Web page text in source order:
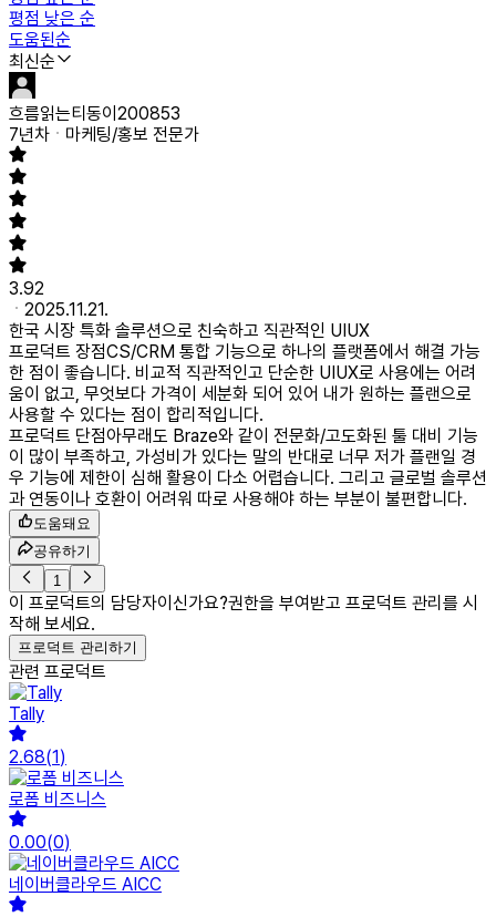
평점 낮은 순
도움된순
최신순
흐름읽는티동이200853
7년차
마케팅/홍보 전문가
3.92
2025.11.21.
한국 시장 특화 솔루션으로 친숙하고 직관적인 UIUX
프로덕트 장점CS/CRM 통합 기능으로 하나의 플랫폼에서 해결 가능
한 점이 좋습니다. 비교적 직관적인고 단순한 UIUX로 사용에는 어려
움이 없고, 무엇보다 가격이 세분화 되어 있어 내가 원하는 플랜으로
사용할 수 있다는 점이 합리적입니다.
프로덕트 단점아무래도 Braze와 같이 전문화/고도화된 툴 대비 기능
이 많이 부족하고, 가성비가 있다는 말의 반대로 너무 저가 플랜일 경
우 기능에 제한이 심해 활용이 다소 어렵습니다. 그리고 글로벌 솔루션
과 연동이나 호환이 어려워 따로 사용해야 하는 부분이 불편합니다.
도움돼요
공유하기
1
이 프로덕트의 담당자이신가요?권한을 부여받고 프로덕트 관리를 시
작해 보세요.
프로덕트 관리하기
관련 프로덕트
Tally
2.68(1)
로폼 비즈니스
0.00(0)
네이버클라우드 AICC